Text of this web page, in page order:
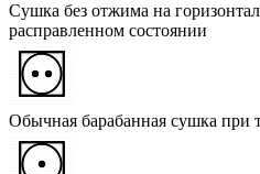
Сушка без отжима на
расправленном состоянии
Обычная барабанная сушка при